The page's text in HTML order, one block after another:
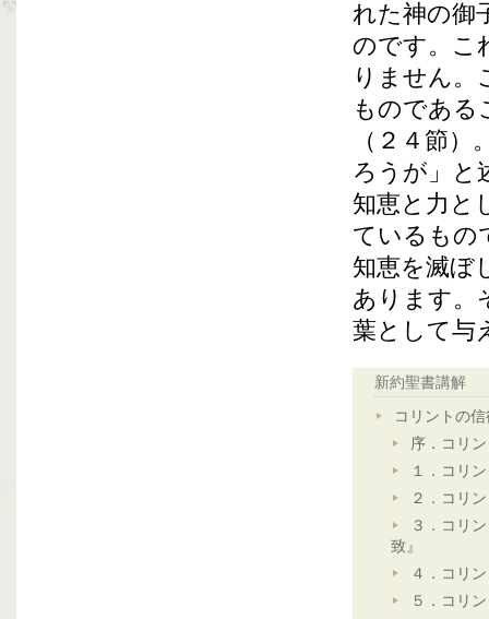
れた神の御
のです。こ
りません。
ものである
（２４節
ろうが」と
知恵と力と
ているもの
知恵を滅ぼ
あります。
葉として与
新約聖書講解
コリントの
序．コリ
１．コリ
２．コリ
３．コリ
致』
４．コリ
５．コリ